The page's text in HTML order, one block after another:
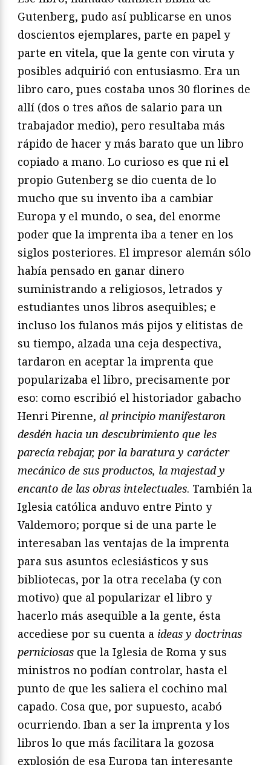
Gutenberg, pudo así publicarse en unos
doscientos ejemplares, parte en papel y
parte en vitela, que la gente con viruta y
posibles adquirió con entusiasmo. Era un
libro caro, pues costaba unos 30 florines de
allí (dos o tres años de salario para un
trabajador medio), pero resultaba más
rápido de hacer y más barato que un libro
copiado a mano. Lo curioso es que ni el
propio Gutenberg se dio cuenta de lo
mucho que su invento iba a cambiar
Europa y el mundo, o sea, del enorme
poder que la imprenta iba a tener en los
siglos posteriores. El impresor alemán sólo
había pensado en ganar dinero
suministrando a religiosos, letrados y
estudiantes unos libros asequibles; e
incluso los fulanos más pijos y elitistas de
su tiempo, alzada una ceja despectiva,
tardaron en aceptar la imprenta que
popularizaba el libro, precisamente por
eso: como escribió el historiador gabacho
Henri Pirenne, al principio manifestaron
desdén hacia un descubrimiento que les
parecía rebajar, por la baratura y carácter
mecánico de sus productos, la majestad y
encanto de las obras intelectuales. También la
Iglesia católica anduvo entre Pinto y
Valdemoro; porque si de una parte le
interesaban las ventajas de la imprenta
para sus asuntos eclesiásticos y sus
bibliotecas, por la otra recelaba (y con
motivo) que al popularizar el libro y
hacerlo más asequible a la gente, ésta
accediese por su cuenta a ideas y doctrinas
perniciosas que la Iglesia de Roma y sus
ministros no podían controlar, hasta el
punto de que les saliera el cochino mal
capado. Cosa que, por supuesto, acabó
ocurriendo. Iban a ser la imprenta y los
libros lo que más facilitara la gozosa
explosión de esa Europa tan interesante